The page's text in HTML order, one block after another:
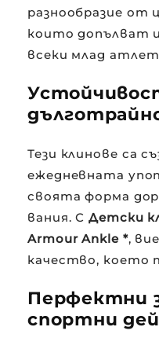
разнообразие от
които допълват
всеки млад
Тези клинове са
ежедневната
своята форма
вания. СДетски
Armour Ankle *,
качество, което
Перфектни
спортни